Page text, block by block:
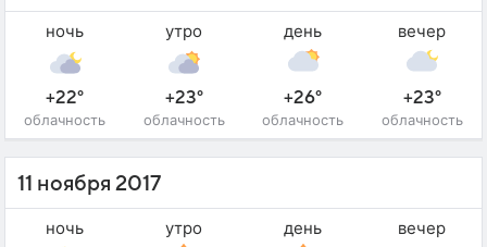
ночь
+22°
облачность
утро
+23°
облачность
день
+26°
облачность
вечер
+23°
облачность
11 ноября 2017
ночь утро день вечер